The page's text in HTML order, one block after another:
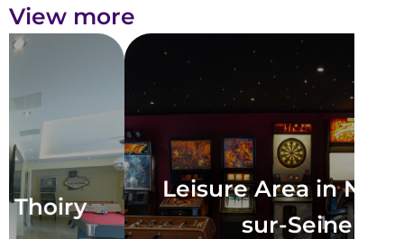
View more
Leisure Area in Neuilly-
sur-Seine
1